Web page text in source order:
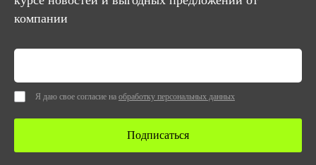
компании
Я даю свое согласие на обработку персональных данных
Подписаться